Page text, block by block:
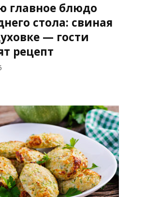
главное блюдо
стола: свиная
— гости
рецепт